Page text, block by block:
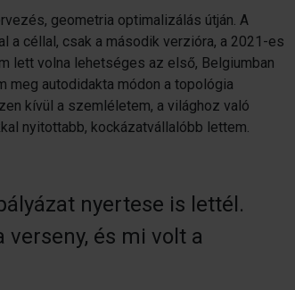
geometria optimalizálás útján. A
a céllal, csak a második verzióra, a 2021-es
lett volna lehetséges az első, Belgiumban
meg autodidakta módon a topológia
kívül a szemléletem, a világhoz való
nyitottabb, kockázatvállalóbb lettem.
nyertese is lettél.
verseny, és mi volt a